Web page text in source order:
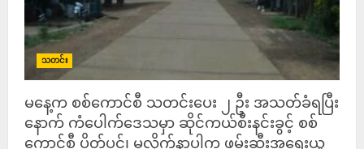
သတင်း
မနေ့က စစ်ကောင်စီ သတင်းပေး ၂ ဦး အသတ်ခံရပြီး
နောက် ကံပေါက်ဒေသမှာ ဆိုင်ကယ်စီးနင်းခွင့် စစ်
ကောင်စီ ပိတ်ပင်၊ မလိုက်နာပါက ဖမ်းဆီးအရေးယူ